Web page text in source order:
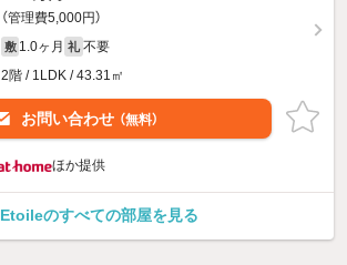
（管理費5,000円）
敷 1.0ヶ月 礼 不要
2階 / 1LDK / 43.31㎡
お問い合わせ （無料）
ほか提供
Etoileのすべての部屋を見る